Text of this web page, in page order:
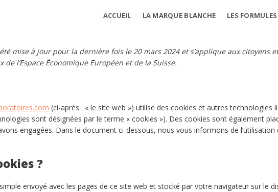
ACCUEIL LA MARQUE BLANCHE LES FORMULES
mise à jour pour la dernière fois le 20 mars 2024 et s’applique aux citoyens
l’Espace Économique Européen et de la Suisse.
(ci-après : « le site web ») utilise des cookies et autres technologies
sont désignées par le terme « cookies »). Des cookies sont également
engagées. Dans le document ci-dessous, nous vous informons de l’utilisation
?
envoyé avec les pages de ce site web et stocké par votre navigateur sur le